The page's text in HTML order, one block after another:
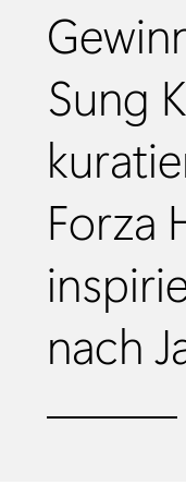
Sung
Forza
nach